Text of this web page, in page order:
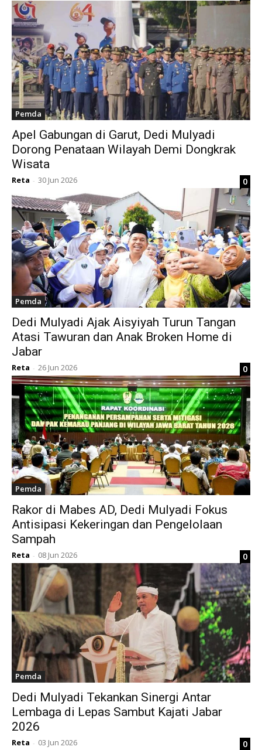
Pemda
Apel Gabungan di Garut, Dedi Mulyadi
Dorong Penataan Wilayah Demi Dongkrak
Wisata
Reta - 30 Jun 2026 0
Pemda
Dedi Mulyadi Ajak Aisyiyah Turun Tangan
Atasi Tawuran dan Anak Broken Home di
Jabar
Reta - 26 Jun 2026 0
Pemda
Rakor di Mabes AD, Dedi Mulyadi Fokus
Antisipasi Kekeringan dan Pengelolaan
Sampah
Reta - 08 Jun 2026 0
Pemda
Dedi Mulyadi Tekankan Sinergi Antar
Lembaga di Lepas Sambut Kajati Jabar
2026
Reta - 03 Jun 2026 0